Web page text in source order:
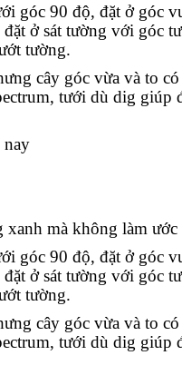
góc 90 độ, đặt ở góc
ở sát tường với góc
tường.
cây góc vừa và to
tưới dù dig giúp
nay
xanh mà không làm
góc 90 độ, đặt ở góc
ở sát tường với góc
tường.
cây góc vừa và to
tưới dù dig giúp